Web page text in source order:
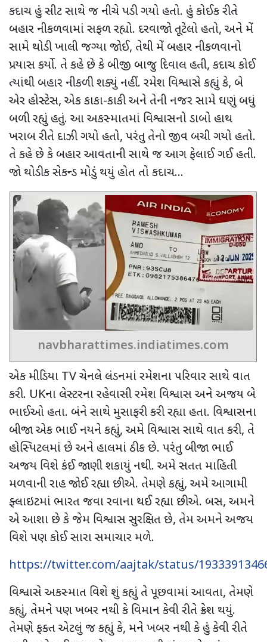
કદાચ હું સીટ સાથે જ નીચે પડી ગયો હતો. હું કોઈક રીતે
બહાર નીકળવામાં સફળ રહ્યો. દરવાજો તૂટેલો હતો, અને મેં
સામે થોડી ખાલી જગ્યા જોઈ, તેથી મેં બહાર નીકળવાનો
પ્રયાસ કર્યો. તે કહે છે કે બીજી બાજુ દિવાલ હતી, કદાચ કોઈ
ત્યાંથી બહાર નીકળી શક્યું નહીં. રમેશ વિશ્વાસે કહ્યું કે, બે
એર હોસ્ટેસ, એક કાકા-કાકી અને તેની નજર સામે ઘણું બધું
બળી રહ્યું હતું. આ અકસ્માતમાં વિશ્વાસનો ડાબો હાથ
ખરાબ રીતે દાઝી ગયો હતો, પરંતુ તેનો જીવ બચી ગયો હતો.
તે કહે છે કે બહાર આવતાની સાથે જ આગ ફેલાઈ ગઈ હતી.
જો થોડીક સેકન્ડ મોડું થયું હોત તો કદાચ...
navbharattimes.indiatimes.com
એક મીડિયા TVચેનલે લંડનમાં રમેશના પરિવાર સાથે વાત
કરી. UKના લેસ્ટરના રહેવાસી રમેશ વિશ્વાસ અને અજય બે
ભાઈઓ હતા. બંને સાથે મુસાફરી કરી રહ્યા હતા. વિશ્વાસના
બીજા એક ભાઈ નયને કહ્યું, અમે વિશ્વાસ સાથે વાત કરી, તે
હોસ્પિટલમાં છે અને હાલમાં ઠીક છે. પરંતુ બીજા ભાઈ
અજય વિશે કંઈ જાણી શકાયું નથી. અમે સતત માહિતી
મળવાની રાહ જોઈ રહ્યા છીએ. તેમણે કહ્યું, અમે આગામી
ફ્લાઇટમાં ભારત જવા રવાના થઈ રહ્યા છીએ. બસ, અમને
એ આશા છે કે જેમ વિશ્વાસ સુરક્ષિત છે, તેમ અમને અજય
વિશે પણ કોઈ સારા સમાચાર મળે.
https://twitter.com/aajtak/status/
વિશ્વાસે અકસ્માત વિશે શું કહ્યું તે પૂછવામાં આવતા, તેમણે
કહ્યું, તેમને પણ ખબર નથી કે વિમાન કેવી રીતે ક્રેશ થયું.
તેમણે ફક્ત એટલું જ કહ્યું કે, મને ખબર નથી કે હું કેવી રીતે